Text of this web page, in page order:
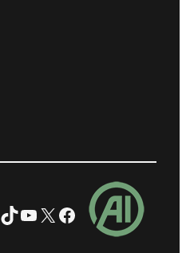
TikTok
YouTube
X Facebook